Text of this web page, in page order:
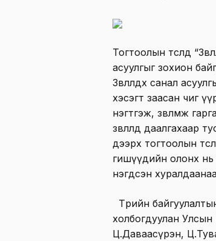
Тогтоолын төсөлд
асуулгыг зохион
Зөвлөлдөх санал
хэсэгт заасан чиг
нэгтгэж, зөвлөмж
зөвлөлд даалгахаар
дээрх тогтоолын
гишүүдийн олонх нь
нэгдсэн
Төрийн
холбогдуулан
Ц.Даваасүрэн,